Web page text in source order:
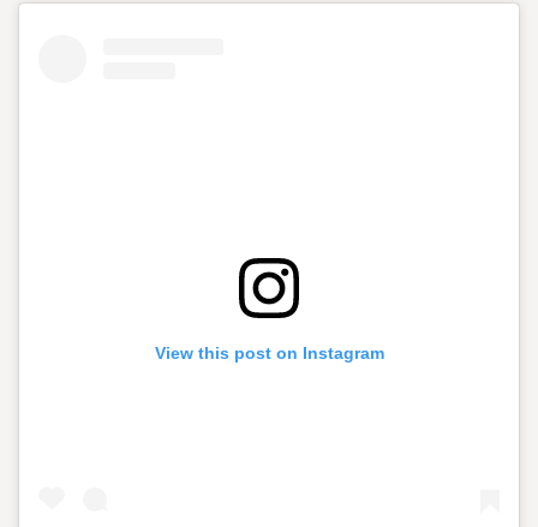
View this post on Instagram